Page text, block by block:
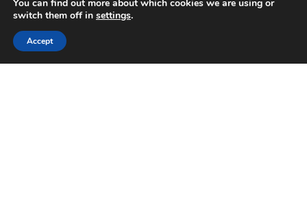
You can find out more about which cookies we are using or
switch them off in settings.
Accept